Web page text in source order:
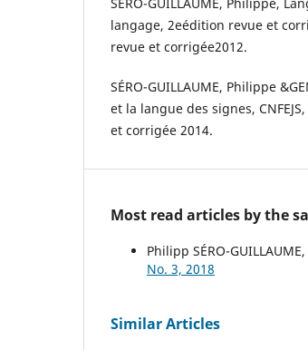
langage, 2eédition revue et
revue et corrigée2012.
SÉRO-GUILLAUME, Philippe
et la langue des signes,
et corrigée 2014.
Most read articles by the
Philipp SÉRO-GUILLAUME,
No. 3, 2018
Similar Articles